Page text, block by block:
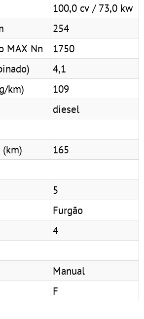
100,0 cv / 73,0 kw
254
MAX Nn
1750
4,1
km)
109
diesel
165
5
Furgão
4
Manual
F